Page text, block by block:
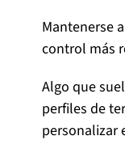
Mantenerse
control más
Algo que
perfiles de
personalizar